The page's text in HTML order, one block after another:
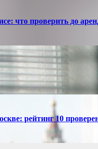
что проверить до
рейтинг 10